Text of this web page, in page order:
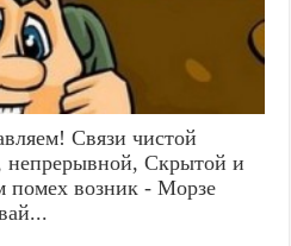
Связи чистой
непрерывной, Скрытой и
помех возник - Морзе